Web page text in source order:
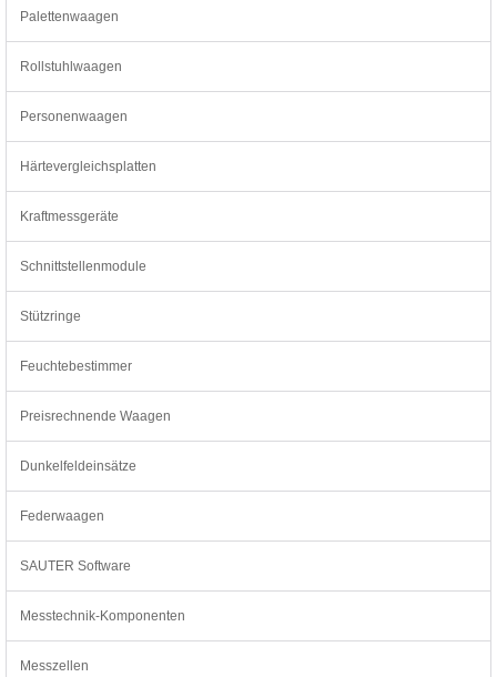
Palettenwaagen
Rollstuhlwaagen
Personenwaagen
Härtevergleichsplatten
Kraftmessgeräte
Schnittstellenmodule
Stützringe
Feuchtebestimmer
Preisrechnende Waagen
Dunkelfeldeinsätze
Federwaagen
SAUTER Software
Messtechnik-Komponenten
Messzellen